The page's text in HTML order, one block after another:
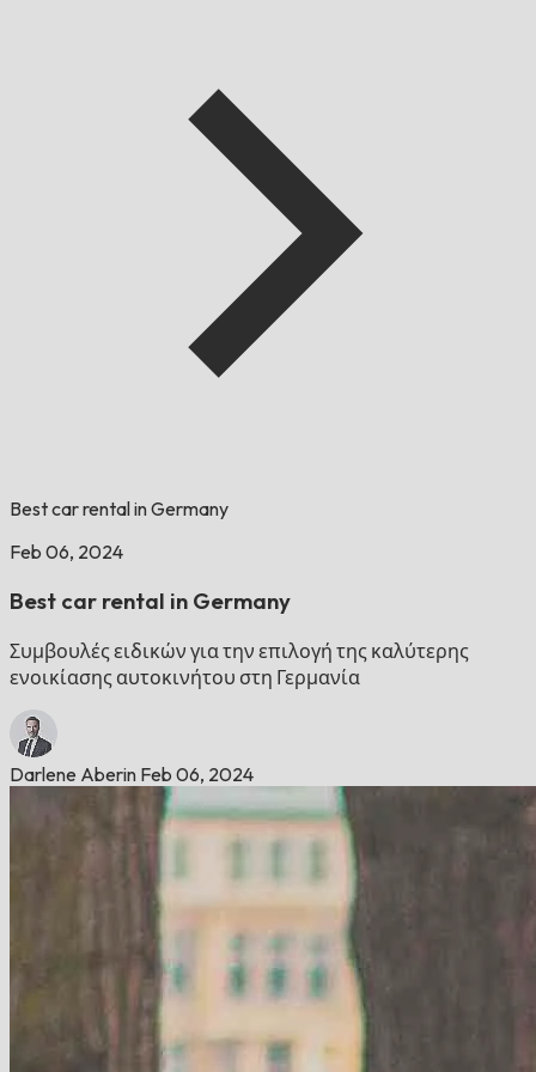
Best car rental in Germany
Feb 06, 2024
Best car rental in Germany
Συμβουλές ειδικών για την επιλογή της καλύτερης
ενοικίασης αυτοκινήτου στη Γερμανία
Darlene Aberin Feb 06, 2024